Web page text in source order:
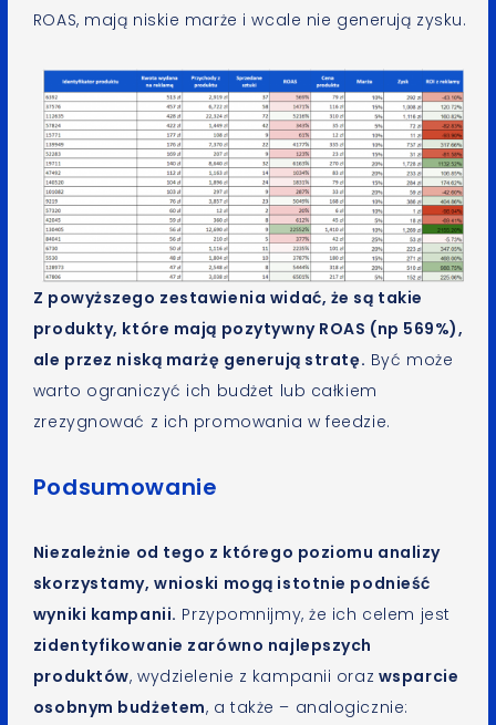
ROAS, mają niskie marże i wcale nie generują zysku.
Z powyższego zestawienia widać, że są takie
produkty, które mają pozytywny ROAS (np 569%),
ale przez niską marżę generują stratę. Być może
warto ograniczyć ich budżet lub całkiem
zrezygnować z ich promowania w feedzie.
Podsumowanie
Niezależnie od tego z którego poziomu analizy
skorzystamy, wnioski mogą istotnie podnieść
wyniki kampanii. Przypomnijmy, że ich celem jest
zidentyfikowanie zarówno najlepszych
produktów, wydzielenie z kampanii oraz wsparcie
osobnym budżetem, a także – analogicznie: